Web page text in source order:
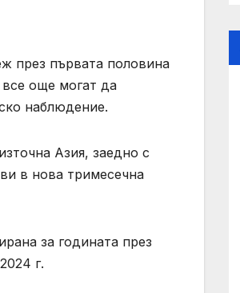
през първата половина
още могат да
наблюдение.
Азия, заедно с
в нова тримесечна
за годината през
г.